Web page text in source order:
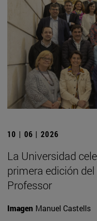
10 | 06 | 2026
La Universidad
primera edición
Professor
Imagen Manuel Castells